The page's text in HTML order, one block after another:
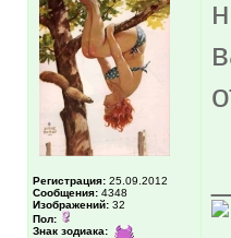
Регистрация: 25.09.2012
Сообщения: 4348
Изображений: 32
Пол:
Знак зодиака: